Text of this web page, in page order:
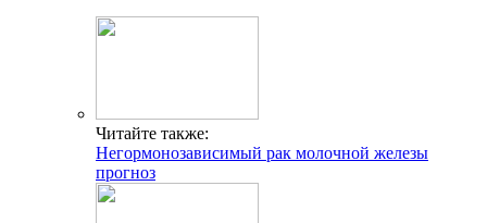
Читайте также:
Негормонозависимый рак молочной железы
прогноз